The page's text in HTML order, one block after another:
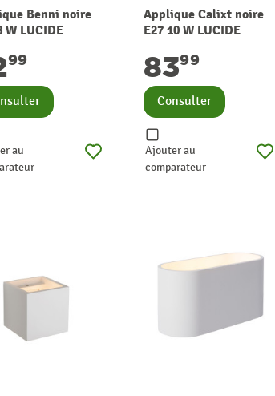
Benni noire
W LUCIDE
99
au
Applique Calixt noire
E27 10 W LUCIDE
8399
Consulter
Ajouter au
comparateur